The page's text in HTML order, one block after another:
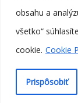
obsahu a
všetko“
cookie. Cookie
Prispôsobiť
💛 O nás 📬